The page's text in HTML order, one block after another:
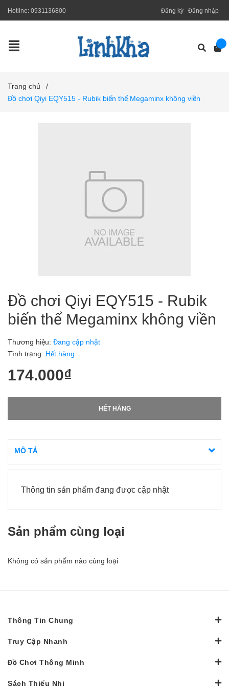
Hotline: 0931136800 Đăng ký Đăng nhập
Trang chủ
/
Đồ chơi Qiyi EQY515 - Rubik biến thể Megaminx không viền
Đồ chơi Qiyi EQY515 - Rubik
biến thể Megaminx không viền
Thương hiệu: Đang cập nhật
Tình trạng: Hết hàng
174.000₫
HẾT HÀNG
MÔ TẢ
Thông tin sản phẩm đang được cập nhật
Sản phẩm cùng loại
Không có sản phẩm nào cùng loại
Thông Tin Chung
Truy Cập Nhanh
Đồ Chơi Thông Minh
Sách Thiếu Nhi